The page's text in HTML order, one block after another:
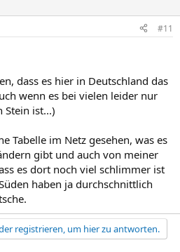
#11
dass es hier in Deutschland das
wenn es bei vielen leider nur
Stein ist...)
Tabelle im Netz gesehen, was es
gibt und auch von meiner
es dort noch viel schlimmer ist
haben ja durchschnittlich
registrieren, um hier zu antworten.